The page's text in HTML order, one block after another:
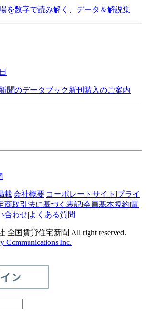
を数字で読み解く、データ＆解説集
聞のデータブック新刊購入のご案内
載|会社概要|コーポレートサイト |プライ
商取引法に基づく表記|会員基本規約|電
合わせ|よくある質問
全国賃貸住宅新聞 All right reserved.
Communications Inc.